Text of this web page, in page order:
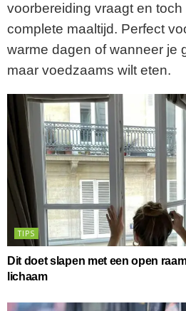
voorbereiding vraagt en
complete maaltijd. Perfect
warme dagen of wanneer je
maar voedzaams wilt eten.
TIPS
Dit doet slapen met een open
lichaam